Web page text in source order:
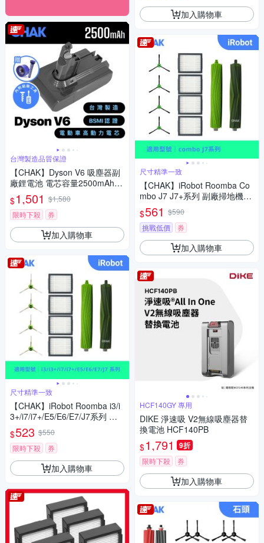
台灣製造品質保證
【CHAK】Dyson V6 吸塵器副
廠鋰電池 電芯容量2500mAh
型號DC6225(台灣製造 附濾網
組及組裝工具)
$1,501 $1,580
限時下殺
券
加入購物車
尺寸精準一致
【CHAK】iRobot Roomba i3/i
3+/i7/i7+/E5/E6/E7/J7系列 副
廠配件耗材超值組(主刷x1組 邊
刷x4 濾網x4)
$523 $550
限時下殺
券
加入購物車
加入購物車
尺寸精準一致
【CHAK】iRobot Roomba Co
mbo J7 J7+系列 副廠掃地機器
人配件耗材超值組(主刷x1 邊刷
x4 濾網x4)
$561 $590
挑戰低價
券
加入購物車
HCF140GY 專用
DIKE 淨速吸 V2無線吸塵器替
換電池 HCF140PB
$1,791 9折
限時下殺 券
加入購物車